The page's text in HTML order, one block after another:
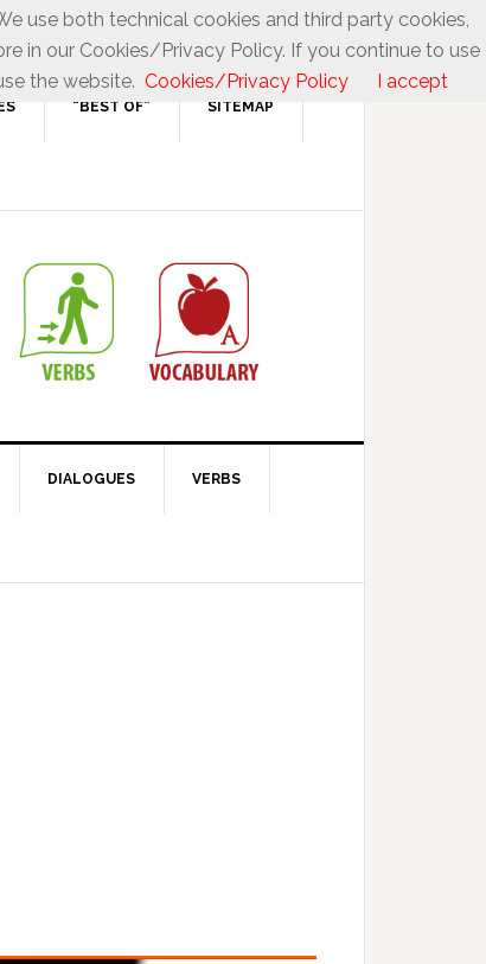
“BEST OF” SITEMAP
DIALOGUES VERBS
use both technical cookies and third party cookies,
in our Cookies/Privacy Policy. If you continue to use
the website. Cookies/Privacy Policy I accept